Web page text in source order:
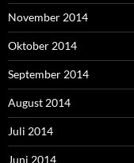
November 2014
Oktober 2014
September 2014
August 2014
Juli 2014
Juni 2014